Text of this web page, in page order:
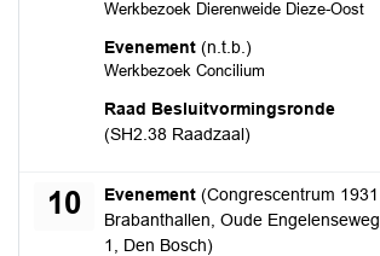
Werkbezoek Dierenweide Dieze-Oost
Evenement (n.t.b.)
Werkbezoek Concilium
maandag 7 september 2026
Raad Besluitvormingsronde
(SH2.38 Raadzaal)
maandag 7 september 2026
10 Evenement (Congrescentrum 1931
Brabanthallen, Oude Engelenseweg
1, Den Bosch)
donderdag 10 september 2026